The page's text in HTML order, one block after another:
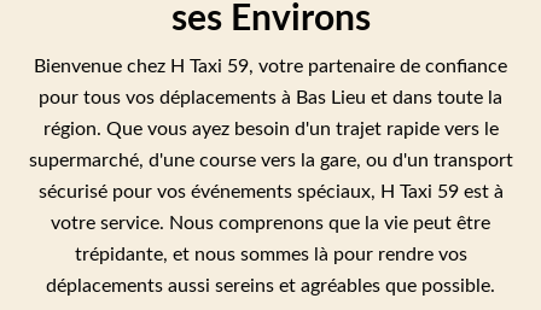
ses Environs
Bienvenue chez H Taxi 59, votre partenaire de confiance
pour tous vos déplacements à Bas Lieu et dans toute la
région. Que vous ayez besoin d'un trajet rapide vers le
supermarché, d'une course vers la gare, ou d'un transport
sécurisé pour vos événements spéciaux, H Taxi 59 est à
votre service. Nous comprenons que la vie peut être
trépidante, et nous sommes là pour rendre vos
déplacements aussi sereins et agréables que possible.